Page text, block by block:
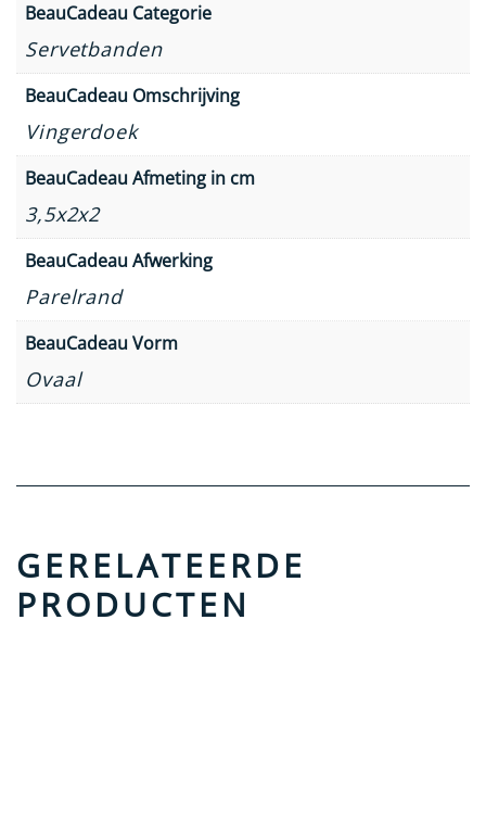
BeauCadeau Categorie
Servetbanden
BeauCadeau Omschrijving
Vingerdoek
BeauCadeau Afmeting in cm
3,5x2x2
BeauCadeau Afwerking
Parelrand
BeauCadeau Vorm
Ovaal
GERELATEERDE
PRODUCTEN